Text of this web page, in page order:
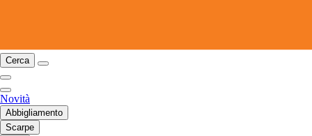
Cerca
Novità
Abbigliamento
Scarpe